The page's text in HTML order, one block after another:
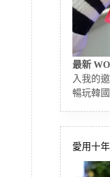
最新
入我的
暢玩韓國
愛用十